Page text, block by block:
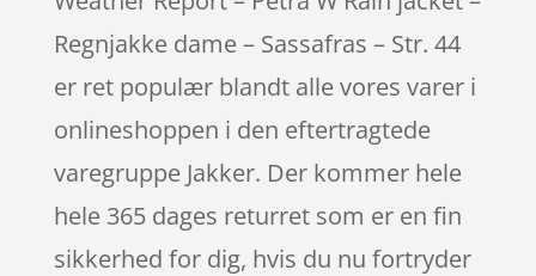
Regnjakke dame – Sassafras – Str. 44
er ret populær blandt alle vores varer i
onlineshoppen i den eftertragtede
varegruppe Jakker. Der kommer hele
hele 365 dages returret som er en fin
sikkerhed for dig, hvis du nu fortryder